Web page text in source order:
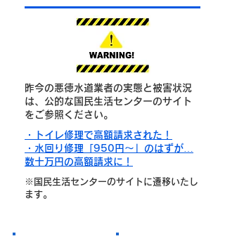
昨今の悪徳水道業者の実態と被害状況
は、公的な国民生活センターのサイト
をご参照ください。
・トイレ修理で高額請求された！
・水回り修理「950円～」のはずが…
数十万円の高額請求に！
※国民生活センターのサイトに遷移いたし
ます。